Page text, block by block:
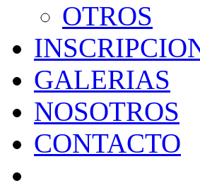
OTROS
GALERIAS
NOSOTROS
CONTACTO